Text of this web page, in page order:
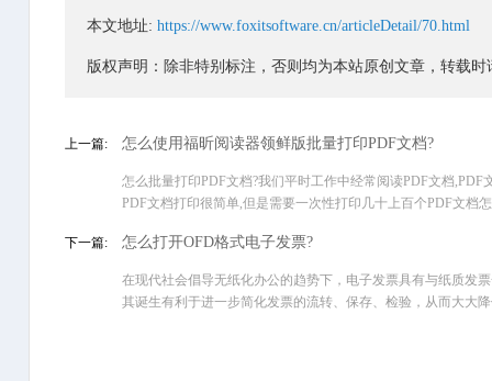
本文地址: https://www.foxitsoftware.cn/articleDetail/70.html
版权声明：除非特别标注，否则均为本站原创文章，转载
上一篇: 怎么使用福昕阅读器领鲜版批量打印PDF文档?
怎么批量打印PDF文档?我们平时工作中经常阅读PDF文档
PDF文档打印很简单,但是需要一次性打印几十上百个PDF文档
下一篇: 怎么打开OFD格式电子发票?
在现代社会倡导无纸化办公的趋势下，电子发票具有与纸质发
其诞生有利于进一步简化发票的流转、保存、检验，从而大大